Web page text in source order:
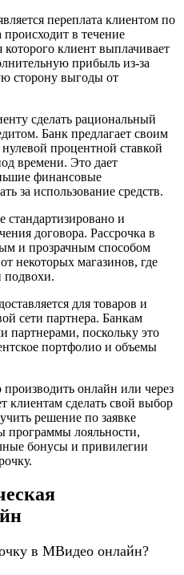
переплата клиентом по
в течение
клиент выплачивает
прибыль из-за
сторону выгоды от
сделать рациональный
Банк предлагает своим
процентной ставкой
времени. Это дает
финансовые
за использование средств.
стандартизировано и
договора. Рассрочка в
и прозрачным способом
некоторых магазинов, где
подвохи.
для товаров и
сети партнера. Банкам
партнерами, поскольку это
портфолио и объемы
онлайн или через
клиентам сделать свой выбор
решение по заявке
программы лояльности,
бонусы и привилегии
в МВидео онлайн?